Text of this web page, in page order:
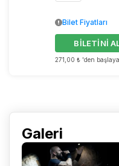
271,00 ₺ 'den
BİLETİNİ
Bilet Fiyatları
Galeri